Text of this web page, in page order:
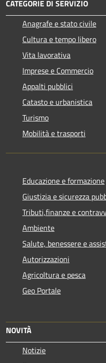
CATEGORIE DI SERVIZIO
Anagrafe e stato civile
Cultura e tempo libero
Vita lavorativa
Imprese e Commercio
Appalti pubblici
Catasto e urbanistica
Turismo
Mobilità e trasporti
Educazione e formazione
Giustizia e sicurezza
Tributi,finanze e
Ambiente
Salute, benessere e
Autorizzazioni
Agricoltura e pesca
Geo Portale
NOVITÀ
Notizie